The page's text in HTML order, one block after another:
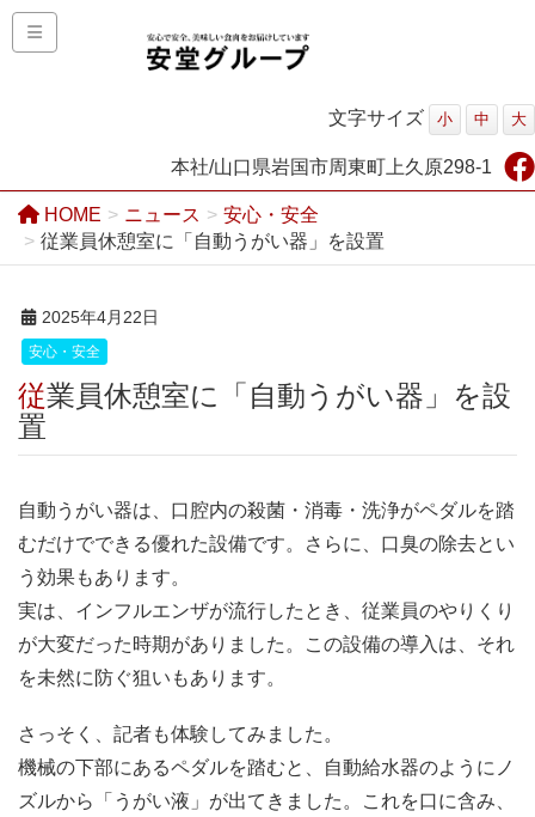
文字サイズ 小 中 大
本社/山口県岩国市周東町上久原298-1
HOME ニュース
安心・安全
従業員休憩室に「自動うがい器」を設置
2025年4月22日
安心・安全
従業員休憩室に「自動うがい器」を設
置
自動うがい器は、口腔内の殺菌・消毒・洗浄がペダルを踏
むだけでできる優れた設備です。さらに、口臭の除去とい
う効果もあります。
実は、インフルエンザが流行したとき、従業員のやりくり
が大変だった時期がありました。この設備の導入は、それ
を未然に防ぐ狙いもあります。
さっそく、記者も体験してみました。
機械の下部にあるペダルを踏むと、自動給水器のようにノ
ズルから「うがい液」が出てきました。これを口に含み、